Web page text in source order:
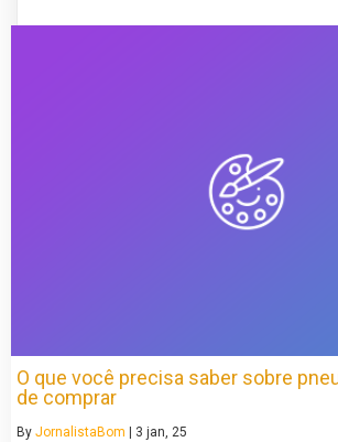
O que você precisa saber sobre
de comprar
By JornalistaBom | 3 jan, 25